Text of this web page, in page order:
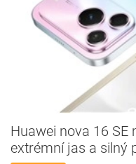
Huawei nova 16 SE
extrémní jas a silný